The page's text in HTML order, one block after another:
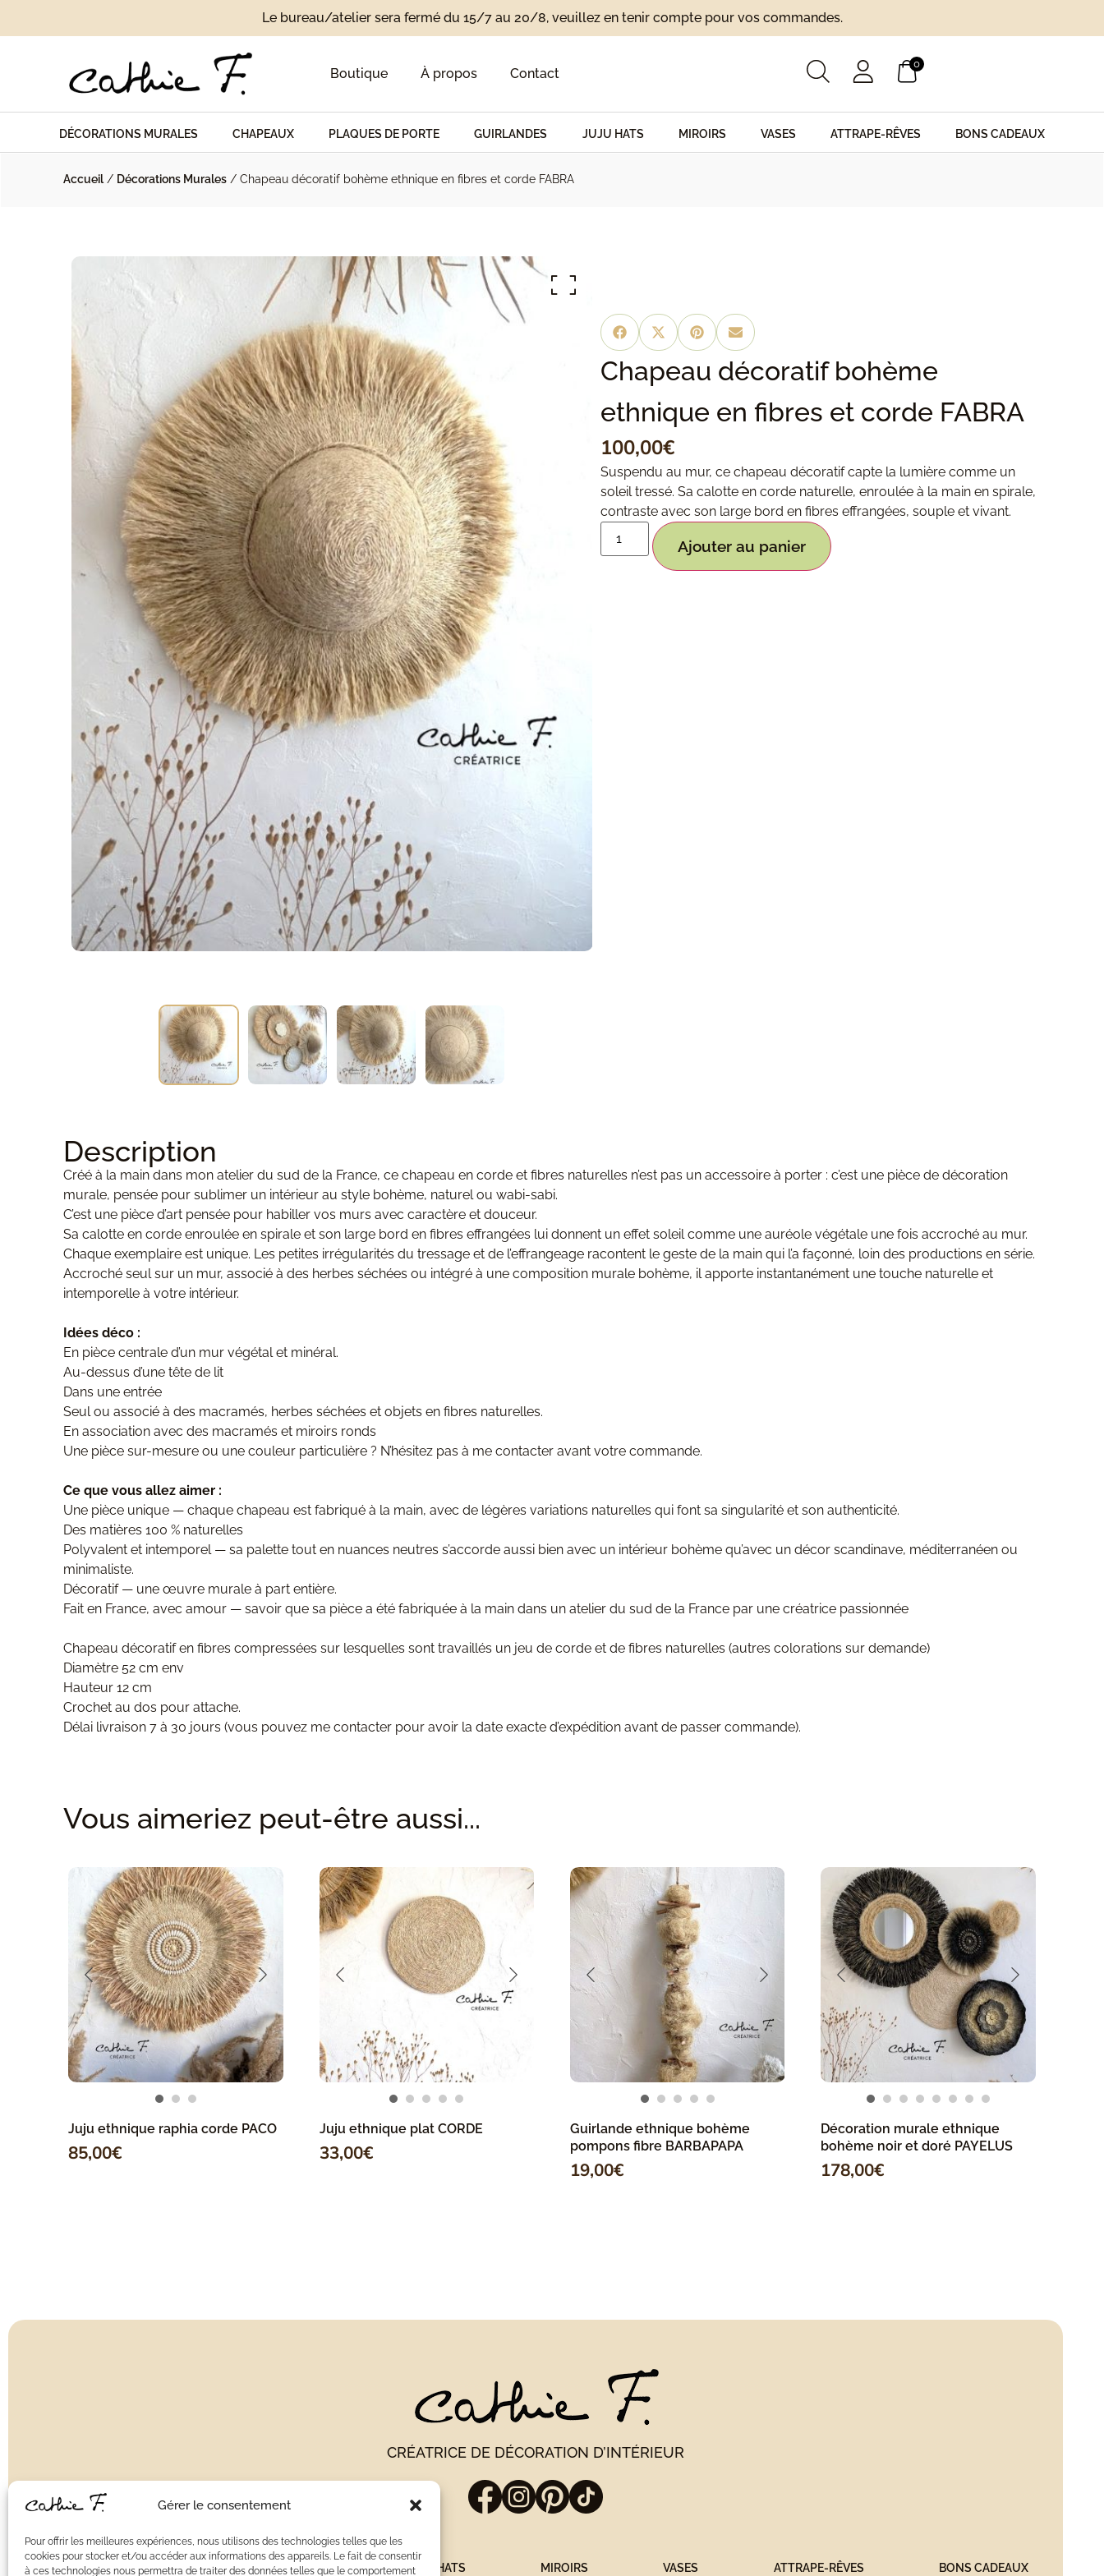
Gérer le consentement
Pour offrir les meilleures expériences, nous utilisons des technologies telles que les
cookies pour stocker et/ou accéder aux informations des appareils. Le fait de consentir
à ces technologies nous permettra de traiter des données telles que le comportement
Le bureau/atelier sera fermé du 15/7 au 20/8, veuillez en tenir compte pour vos commandes.
Boutique À propos Contact
0
DÉCORATIONS MURALES CHAPEAUX PLAQUES DE PORTE GUIRLANDES JUJU HATS MIROIRS VASES ATTRAPE-RÊVES BONS CADEAUX
Accueil / Décorations Murales / Chapeau décoratif bohème ethnique en fibres et corde FABRA
Chapeau décoratif bohème
ethnique en fibres et corde FABRA
100,00€
Suspendu au mur, ce chapeau décoratif capte la lumière comme un
soleil tressé. Sa calotte en corde naturelle, enroulée à la main en spirale,
contraste avec son large bord en fibres effrangées, souple et vivant.
Ajouter au panier
Description
Créé à la main dans mon atelier du sud de la France, ce chapeau en corde et fibres naturelles n’est pas un accessoire à porter : c’est une pièce de décoration
murale, pensée pour sublimer un intérieur au style bohème, naturel ou wabi-sabi.
C’est une pièce d’art pensée pour habiller vos murs avec caractère et douceur.
Sa calotte en corde enroulée en spirale et son large bord en fibres effrangées lui donnent un effet soleil comme une auréole végétale une fois accroché au mur.
Chaque exemplaire est unique. Les petites irrégularités du tressage et de l’effrangeage racontent le geste de la main qui l’a façonné, loin des productions en série.
Accroché seul sur un mur, associé à des herbes séchées ou intégré à une composition murale bohème, il apporte instantanément une touche naturelle et
intemporelle à votre intérieur.
Idées déco :
En pièce centrale d’un mur végétal et minéral.
Au-dessus d’une tête de lit
Dans une entrée
Seul ou associé à des macramés, herbes séchées et objets en fibres naturelles.
En association avec des macramés et miroirs ronds
Une pièce sur-mesure ou une couleur particulière ? N’hésitez pas à me contacter avant votre commande.
Ce que vous allez aimer :
Une pièce unique — chaque chapeau est fabriqué à la main, avec de légères variations naturelles qui font sa singularité et son authenticité.
Des matières 100 % naturelles
Polyvalent et intemporel — sa palette tout en nuances neutres s’accorde aussi bien avec un intérieur bohème qu’avec un décor scandinave, méditerranéen ou
minimaliste.
Décoratif — une œuvre murale à part entière.
Fait en France, avec amour — savoir que sa pièce a été fabriquée à la main dans un atelier du sud de la France par une créatrice passionnée
Chapeau décoratif en fibres compressées sur lesquelles sont travaillés un jeu de corde et de fibres naturelles (autres colorations sur demande)
Diamètre 52 cm env
Hauteur 12 cm
Crochet au dos pour attache.
Délai livraison 7 à 30 jours (vous pouvez me contacter pour avoir la date exacte d’expédition avant de passer commande).
Vous aimeriez peut-être aussi...
Juju ethnique raphia corde PACO
85,00€
Juju ethnique plat CORDE
33,00€
Guirlande ethnique bohème
pompons fibre BARBAPAPA
19,00€
Décoration murale ethnique
bohème noir et doré PAYELUS
178,00€
CRÉATRICE DE DÉCORATION D’INTÉRIEUR
DÉCORATIONS MURALES GUIRLANDES JUJU HATS MIROIRS VASES ATTRAPE-RÊVES BONS CADEAUX